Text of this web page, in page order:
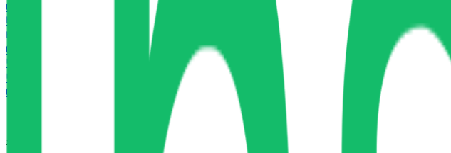
0
바
바이브
0
벅
벅스
0
x